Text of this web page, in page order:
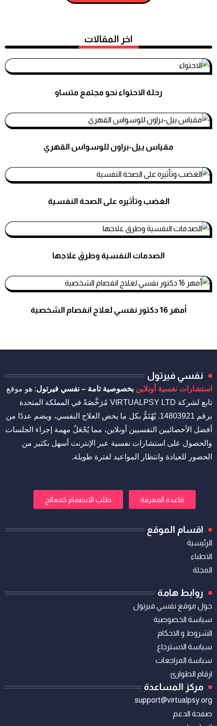
اخر المقالات
استشارات نفسية
رحلة الاحتواء نحو مجتمع متساو
استشارات نفسية
مقياس ييل-براون للوسواس القهري
استشارات نفسية
الغضب وتأثيره على الصحة النفسية
استشارات نفسية
الصدمات النفسية وطرق علاجها
أمهر 16 دكتور نفسي لعلاج انفصام الشخصية
نفسي فيرتول
استشارات نفسية أونلاين بخصوصية تامة – نفسي فيرتول: هو موقع
تابع لشركة VIRTUALPSY LTD مُرَخَّصَةً في المملكة المتحدة
برقم 14803921. يُهْتَمُّ بكل ما يخص العلاج النفسي، ويضم عددًا من
أفضل الأخصائيين النفسيين أونلاين، مما يُجْعَلُ مهمة إجراء الجلسات
والحصول على استشارات نفسية عبر الإنترنت أسهل بكثير من
الحضور للعيادة وانتظار المواعيد لفترة طويلة.
قاعدة المعرفة طلب الانضمام كمعالج
اقسام الموقع
الرئيسية
الاطباء
المجلة
روابط هامة
حول موقع نفسي فيرتول
سياسة الخصوصية
الشروط و الاحكام
سياسة الاسترجاع
سياسة المراجعات
ارقام الطوارئ
مركز المساعدة
support@virtualpsy.org
صفحة الدعم